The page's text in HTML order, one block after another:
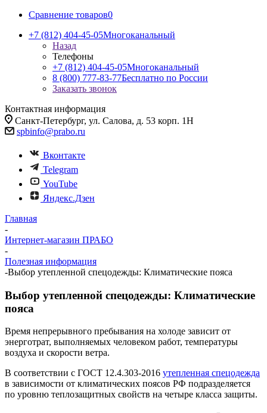
Сравнение товаров0
+7 (812) 404-45-05Многоканальный
Назад
Телефоны
+7 (812) 404-45-05Многоканальный
8 (800) 777-83-77Бесплатно по России
Заказать звонок
Контактная информация
Санкт-Петербург, ул. Салова, д. 53 корп. 1Н
spbinfo@prabo.ru
Вконтакте
Telegram
YouTube
Яндекс.Дзен
Главная
-
Интернет-магазин ПРАБО
-
Полезная информация
-Выбор утепленной спецодежды: Климатические пояса
Выбор утепленной спецодежды: Климатические
пояса
Время непрерывного пребывания на холоде зависит от
энерготрат, выполняемых человеком работ, температуры
воздуха и скорости ветра.
В соответствии с ГОСТ 12.4.303-2016 утепленная спецодежда
в зависимости от климатических поясов РФ подразделяется
по уровню теплозащитных свойств на четыре класса защиты.